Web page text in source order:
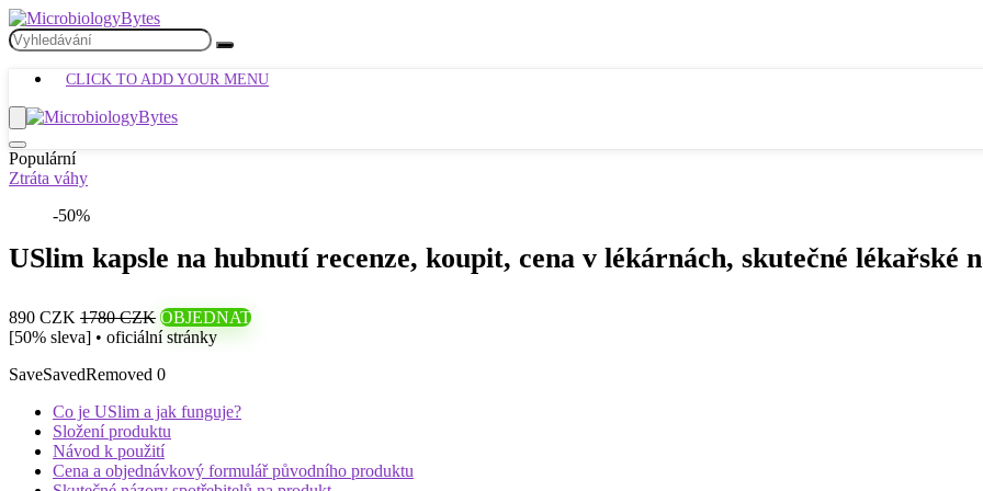
CLICK TO ADD YOUR MENU
Populární
Ztráta váhy
-50%
USlim kapsle na hubnutí recenze, koupit, cena v lékárnách, skutečné lékařské
890 CZK 1780 CZK OBJEDNAT
[50% sleva] • oficiální stránky
SaveSavedRemoved 0
Co je USlim a jak funguje?
Složení produktu
Návod k použití
Cena a objednávkový formulář původního produktu